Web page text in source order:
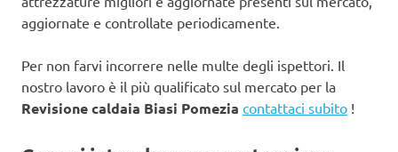
aggiornate e controllate periodicamente.
Per non farvi incorrere nelle multe degli ispettori. Il
nostro lavoro è il più qualificato sul mercato per la
Revisione caldaia Biasi Pomezia contattaci subito !